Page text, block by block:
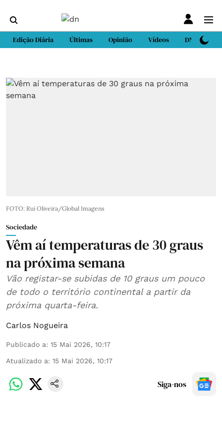
Edição Diária Últimas Opinião Vídeos DN Sport
FOTO: Rui Oliveira/Global Imagens
Sociedade
Vêm aí temperaturas de 30 graus
na próxima semana
Vão registar-se subidas de 10 graus um pouco
de todo o território continental a partir da
próxima quarta-feira.
Carlos Nogueira
Publicado a: 15 Mai 2026, 10:17
Atualizado a: 15 Mai 2026, 10:17
Siga-nos